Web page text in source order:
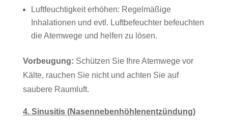
Luftfeuchtigkeit erhöhen: Regelmäßige
Inhalationen und evtl. Luftbefeuchter befeuchten
die Atemwege und helfen zu lösen.
Vorbeugung: Schützen Sie Ihre Atemwege vor
Kälte, rauchen Sie nicht und achten Sie auf
saubere Raumluft.
4. Sinusitis (Nasennebenhöhlenentzündung)